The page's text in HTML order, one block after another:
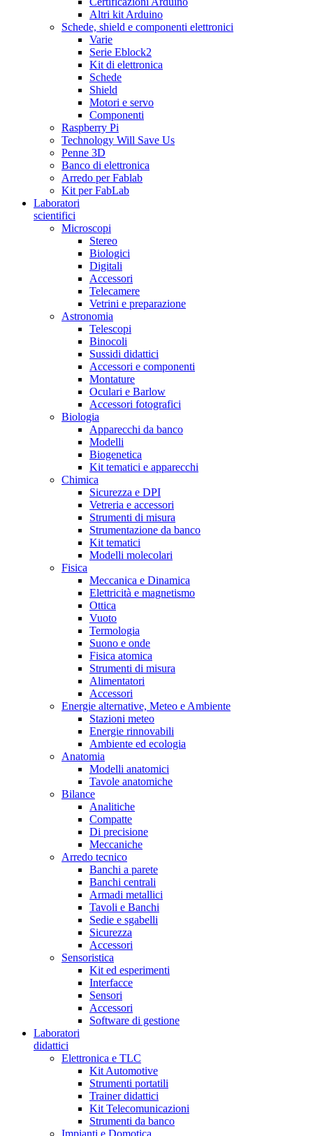
Altri kit Arduino
Schede, shield e componenti elettronici
Varie
Serie Eblock2
Kit di elettronica
Schede
Shield
Motori e servo
Componenti
Raspberry Pi
Technology Will Save Us
Penne 3D
Banco di elettronica
Arredo per Fablab
Kit per FabLab
Laboratori
scientifici
Microscopi
Stereo
Biologici
Digitali
Accessori
Telecamere
Vetrini e preparazione
Astronomia
Telescopi
Binocoli
Sussidi didattici
Accessori e componenti
Montature
Oculari e Barlow
Accessori fotografici
Biologia
Apparecchi da banco
Modelli
Biogenetica
Kit tematici e apparecchi
Chimica
Sicurezza e DPI
Vetreria e accessori
Strumenti di misura
Strumentazione da banco
Kit tematici
Modelli molecolari
Fisica
Meccanica e Dinamica
Elettricità e magnetismo
Ottica
Vuoto
Termologia
Suono e onde
Fisica atomica
Strumenti di misura
Alimentatori
Accessori
Energie alternative, Meteo e Ambiente
Stazioni meteo
Energie rinnovabili
Ambiente ed ecologia
Anatomia
Modelli anatomici
Tavole anatomiche
Bilance
Analitiche
Compatte
Di precisione
Meccaniche
Arredo tecnico
Banchi a parete
Banchi centrali
Armadi metallici
Tavoli e Banchi
Sedie e sgabelli
Sicurezza
Accessori
Sensoristica
Kit ed esperimenti
Interfacce
Sensori
Accessori
Software di gestione
Laboratori
didattici
Elettronica e TLC
Kit Automotive
Strumenti portatili
Trainer didattici
Kit Telecomunicazioni
Strumenti da banco
Impianti e Domotica